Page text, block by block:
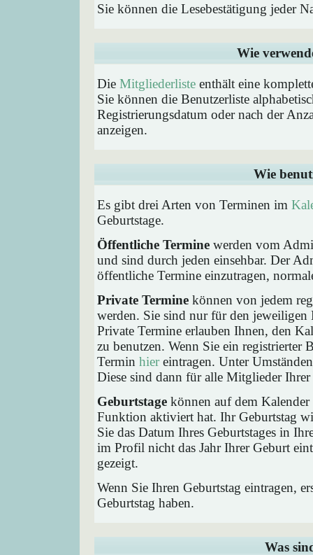
Sie können die Lesebestätigung jeder
Wie
Die Mitgliederliste enthält eine
Sie können die Benutzerliste
Registrierungsdatum oder nach der
anzeigen.
Wie
Es gibt drei Arten von Terminen im
Geburtstage.
Öffentliche Termine werden vom
und sind durch jeden einsehbar. Der
öffentliche Termine einzutragen,
Private Termine können von jedem
werden. Sie sind nur für den jeweiligen
Private Termine erlauben Ihnen, den
zu benutzen. Wenn Sie ein registrierter
Termin hiereintragen. Unter
Diese sind dann für alle Mitglieder
Geburtstage können auf dem
Funktion aktiviert hat. Ihr Geburtstag
Sie das Datum Ihres Geburtstages in
im Profil nicht das Jahr Ihrer Geburt
gezeigt.
Wenn Sie Ihren Geburtstag eintragen,
Geburtstag haben.
Was